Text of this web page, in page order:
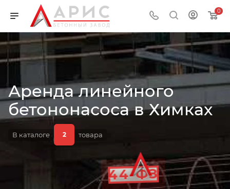
0
Аренда линейного
бетононасоса в Химках
В каталоге 2 товара
ДОКУМЕНТЫ
ОБЪЕКТЫ44-ФЗ
АРЕНДА